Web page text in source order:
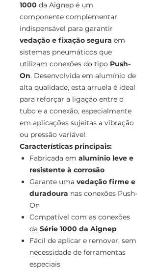
1000 da Aignep é um
componente complementar
indispensável para garantir
vedação e fixação segura em
sistemas pneumáticos que
utilizam conexões do tipo Push-
On. Desenvolvida em alumínio de
alta qualidade, esta arruela é ideal
para reforçar a ligação entre o
tubo e a conexão, especialmente
em aplicações sujeitas a vibração
ou pressão variável.
Características principais:
Fabricada em alumínio leve e
resistente à corrosão
Garante uma vedação firme e
duradoura nas conexões Push-
On
Compatível com as conexões
da Série 1000 da Aignep
Fácil de aplicar e remover, sem
necessidade de ferramentas
especiais